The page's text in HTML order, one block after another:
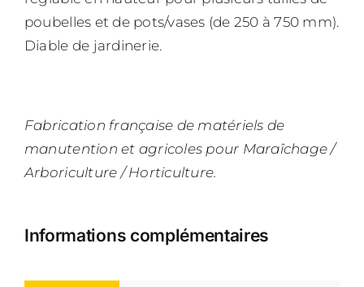
poubelles et de pots/vases (de 250 à 750 mm).
Diable de jardinerie.
Fabrication française de matériels de
manutention et agricoles pour Maraîchage /
Arboriculture / Horticulture.
Informations complémentaires